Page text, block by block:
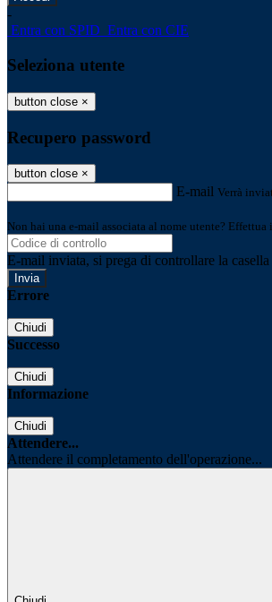
-
Entra con SPID Entra con CIE
Seleziona utente
button close ×
Recupero password
button close ×
E-mail Verrà
Non hai una e-mail associata al nome utente?
E-mail inviata, si prega di controllare la
Errore
Chiudi
Successo
Chiudi
Informazione
Chiudi
Attendere...
Attendere il completamento dell'operazione...